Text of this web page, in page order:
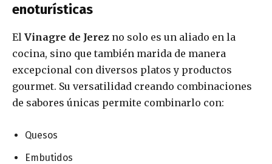
enoturísticas
El Vinagre de Jerez no solo es un aliado en la
cocina, sino que también marida de manera
excepcional con diversos platos y productos
gourmet. Su versatilidad creando combinaciones
de sabores únicas permite combinarlo con:
Quesos
Embutidos